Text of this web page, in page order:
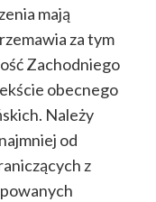
mają
za tym
Zachodniego
obecnego
Należy
od
z